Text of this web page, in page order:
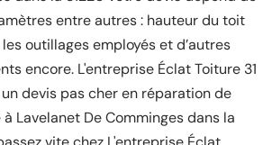
entre autres : hauteur du toit
outillages employés et d’autres
encore. L'entreprise Éclat Toiture 31
devis pas cher en réparation de
Lavelanet De Comminges dans la